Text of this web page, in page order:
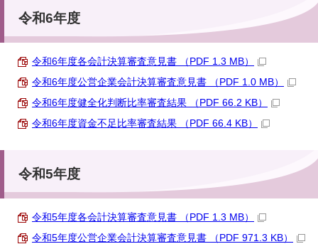
令和6年度
令和6年度各会計決算審査意見書 （PDF 1.3 MB）
令和6年度公営企業会計決算審査意見書 （PDF 1.0 MB）
令和6年度健全化判断比率審査結果 （PDF 66.2 KB）
令和6年度資金不足比率審査結果 （PDF 66.4 KB）
令和5年度
令和5年度各会計決算審査意見書 （PDF 1.3 MB）
令和5年度公営企業会計決算審査意見書 （PDF 971.3 KB）